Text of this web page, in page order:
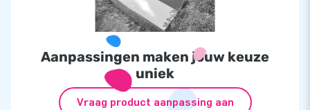
Aanpassingen maken jouw keuze
uniek
Vraag product aanpassing aan